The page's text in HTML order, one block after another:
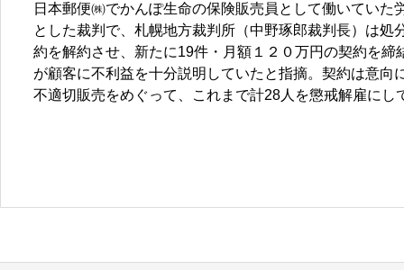
日本郵便㈱でかんぽ生命の保険販売員として働いてい
とした裁判で、札幌地方裁判所（中野琢郎裁判長）は
約を解約させ、新たに19件・月額１２０万円の契約を
が顧客に不利益を十分説明していたと指摘。契約は意
不適切販売をめぐって、これまで計28人を懲戒解雇にし